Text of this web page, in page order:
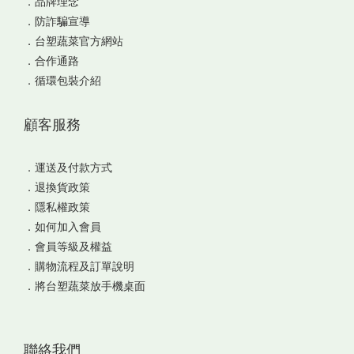
． 防詐騙宣導
． 台塑蔬菜官方網站
． 合作通路
． 循環包裝介紹
顧客服務
． 運送及付款方式
． 退換貨政策
． 隱私權政策
． 如何加入會員
． 會員等級及權益
． 購物流程及訂單說明
． 將台塑蔬菜放手機桌面
聯絡我們